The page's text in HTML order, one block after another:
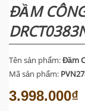
ĐẦM
Tên sản phẩm:Đầm
Mã sản phẩm:
3.998.000₫